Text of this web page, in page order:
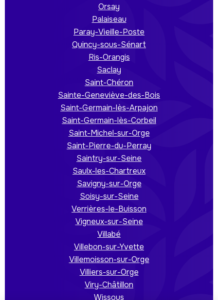
Orsay
Palaiseau
Paray-Vieille-Poste
Quincy-sous-Sénart
Ris-Orangis
Saclay
Saint-Chéron
Sainte-Geneviève-des-Bois
Saint-Germain-lès-Arpajon
Saint-Germain-lès-Corbeil
Saint-Michel-sur-Orge
Saint-Pierre-du-Perray
Saintry-sur-Seine
Saulx-les-Chartreux
Savigny-sur-Orge
Soisy-sur-Seine
Verrières-le-Buisson
Vigneux-sur-Seine
Villabé
Villebon-sur-Yvette
Villemoisson-sur-Orge
Villiers-sur-Orge
Viry-Châtillon
Wissous